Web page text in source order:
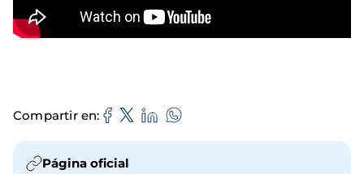
Compartir en
Página oficial